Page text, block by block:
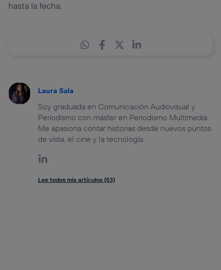
hasta la fecha.
Laura Sala
Soy graduada en Comunicación Audiovisual y
Periodismo con máster en Periodismo Multimedia.
Me apasiona contar historias desde nuevos puntos
de vista, el cine y la tecnología.
Lee todos mis artículos (53)